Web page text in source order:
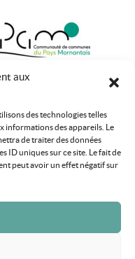
aux
des technologies telles
informations des appareils. Le
de traiter des données
ID uniques sur ce site. Le fait de
peut avoir un effet négatif sur